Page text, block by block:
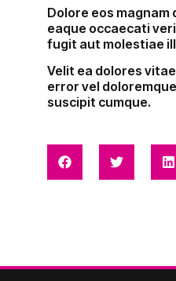
Dolore eos
eaque occaecati
fugit aut molestiae
Velit ea dolores
error vel
suscipit cumque.